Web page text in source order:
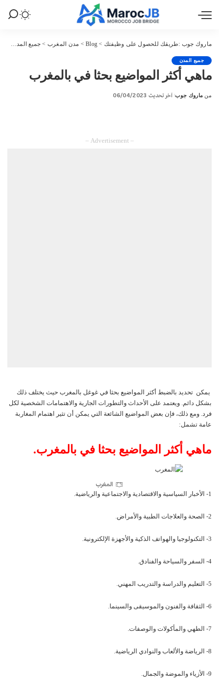
ماروك جوب :طريقك للحصول على وظيفتك >
Blog
> مدن المغرب > جميع المدن >
جميع المدن
ماهي أكثر المواضيع بحثا في بالمغرب
Posted
من ماروك جوب آخر تحديث 06/04/2023
– Advertisement –
يمكن تحديد بالضبط أكثر المواضيع بحثا في غوغل بالمغرب حيث يختلف ذلك
بشكل دائم. ويعتمد على الأحداث والتطورات الجارية والاهتمامات الشخصية لكل
فرد. ومع ذلك، فإن بعض المواضيع الشائعة التي يمكن أن تثير اهتمام المغاربة
عامة تشمل:
ماهي أكثر المواضيع بحثا في بالمغرب.
المغرب
1- الأخبار السياسية والاقتصادية والاجتماعية والرياضية.
2- الصحة والعلاجات الطبية والأمراض.
3- التكنولوجيا والهواتف الذكية والأجهزة الإلكترونية.
4- السفر والسياحة والفنادق.
5- التعليم والدراسة والتدريب المهني.
6- الثقافة والفنون والموسيقى والسينما.
7- الطهي والمأكولات والوصفات.
8- الرياضة والألعاب والنوادي الرياضية.
9- الأزياء والموضة والجمال.